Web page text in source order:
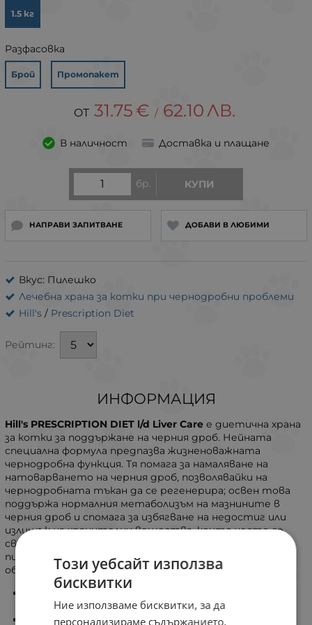
1.5 кг
Разфасовка
Брой Промопакет
31.75 € / 62.10ЛВ.
В наличност Доставка и плащане
бр. КУПИ
НАПРАВИ ЗАПИТВАНЕ ДОБАВИ В ЛЮБИМИ
Вкус: Пилешко
Лечебна храна за котки при чернодробни проблеми
Hill's / Prescription Diet
Рейтинг:
ИНФОРМАЦИЯ
Hill's PRESCRIPTION DIET l/d Liver Care е диетична храна
за котки за поддържане на черния дроб. Нейната
специална формула предпазва жизненоважната
чернодробна функция. Тя помага за намаляване на
натоварването на черния дроб, позволявайки на
чернодробната тъкан да се регенерира; освен това
поддържа нормалния метаболизъм на мазнините в
черния дроб и спомага за избягване на недостиг или
излишък на хранителни вещества, които често се
свързват с чернодробните проблеми. Приготвя се с
пилешко и има неустоим вкус, който котката ви ще
обикне.
тъкан
Помага за избягване на недостиг или излишък на
Този уебсайт използва
бисквитки
Ние използваме бисквитки, за да
персонализираме съдържанието,